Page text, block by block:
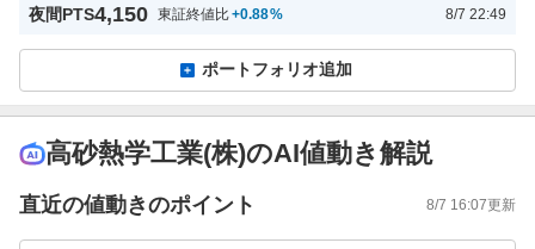
夜間PTS4,150 東証終値比+0.88% 8/7 22:49
ポートフォリオ追加
高砂熱学工業(株)のAI値動き解説
直近の値動きのポイント 8/7 16:07更新